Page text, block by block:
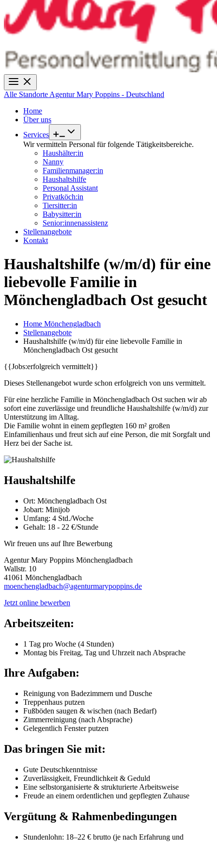
Alle Standorte Agentur Mary Poppins - Deutschland
Home
Über uns
Services
Wir vermitteln Personal für folgende Tätigkeitsbereiche.
Haushälter:in
Nanny
Familienmanager:in
Haushaltshilfe
Personal Assistant
Privatköch:in
Tiersitter:in
Babysitter:in
Senior:innenassistenz
Stellenangebote
Kontakt
Haushaltshilfe (w/m/d) für eine
liebevolle Familie in
Mönchengladbach Ost gesucht
Home Mönchengladbach
Stellenangebote
Haushaltshilfe (w/m/d) für eine liebevolle Familie in
Mönchengladbach Ost gesucht
{{Jobs:erfolgreich vermittelt}}
Dieses Stellenangebot wurde schon erfolgreich von uns vermittelt.
Für eine herzliche Familie in Mönchengladbach Ost suchen wir ab
sofort eine zuverlässige und freundliche Haushaltshilfe (w/m/d) zur
Unterstützung im Alltag.
Die Familie wohnt in einem gepflegten 160 m² großen
Einfamilienhaus und freut sich auf eine Person, die mit Sorgfalt und
Herz bei der Sache ist.
Haushaltshilfe
Ort: Mönchengladbach Ost
Jobart: Minijob
Umfang: 4 Std./Woche
Gehalt: 18 - 22 €/Stunde
Wir freuen uns auf Ihre Bewerbung
Agentur Mary Poppins Mönchengladbach
Wallstr. 10
41061 Mönchengladbach
moenchengladbach@agenturmarypoppins.de
Jetzt online bewerben
Arbeitszeiten:
1 Tag pro Woche (4 Stunden)
Montag bis Freitag, Tag und Uhrzeit nach Absprache
Ihre Aufgaben:
Reinigung von Badezimmern und Dusche
Treppenhaus putzen
Fußböden saugen & wischen (nach Bedarf)
Zimmerreinigung (nach Absprache)
Gelegentlich Fenster putzen
Das bringen Sie mit:
Gute Deutschkenntnisse
Zuverlässigkeit, Freundlichkeit & Geduld
Eine selbstorganisierte & strukturierte Arbeitsweise
Freude an einem ordentlichen und gepflegten Zuhause
Vergütung & Rahmenbedingungen
Stundenlohn: 18–22 € brutto (je nach Erfahrung und